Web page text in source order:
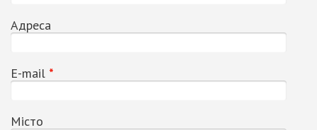
Адреса
Е-mail *
Місто